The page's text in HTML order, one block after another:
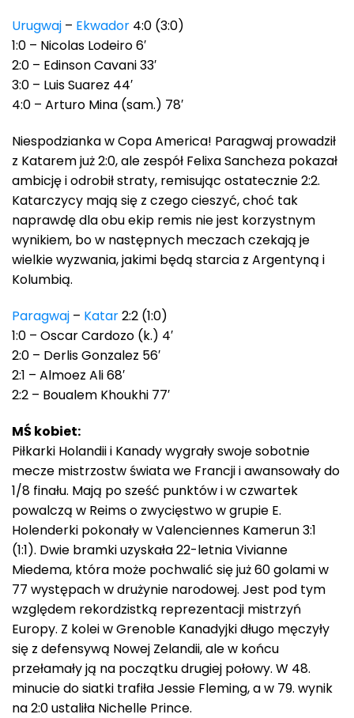
Urugwaj – Ekwador 4:0 (3:0)
1:0 – Nicolas Lodeiro 6′
2:0 – Edinson Cavani 33′
3:0 – Luis Suarez 44′
4:0 – Arturo Mina (sam.) 78′
Niespodzianka w Copa America! Paragwaj prowadził
z Katarem już 2:0, ale zespół Felixa Sancheza pokazał
ambicję i odrobił straty, remisując ostatecznie 2:2.
Katarczycy mają się z czego cieszyć, choć tak
naprawdę dla obu ekip remis nie jest korzystnym
wynikiem, bo w następnych meczach czekają je
wielkie wyzwania, jakimi będą starcia z Argentyną i
Kolumbią.
Paragwaj – Katar2:2 (1:0)
1:0 – Oscar Cardozo (k.) 4′
2:0 – Derlis Gonzalez 56′
2:1 – Almoez Ali 68′
2:2 – Boualem Khoukhi 77′
MŚ kobiet:
Piłkarki Holandii i Kanady wygrały swoje sobotnie
mecze mistrzostw świata we Francji i awansowały do
1/8 finału. Mają po sześć punktów i w czwartek
powalczą w Reims o zwycięstwo w grupie E.
Holenderki pokonały w Valenciennes Kamerun 3:1
(1:1). Dwie bramki uzyskała 22-letnia Vivianne
Miedema, która może pochwalić się już 60 golami w
77 występach w drużynie narodowej. Jest pod tym
względem rekordzistką reprezentacji mistrzyń
Europy. Z kolei w Grenoble Kanadyjki długo męczyły
się z defensywą Nowej Zelandii, ale w końcu
przełamały ją na początku drugiej połowy. W 48.
minucie do siatki trafiła Jessie Fleming, a w 79. wynik
na 2:0 ustaliła Nichelle Prince.